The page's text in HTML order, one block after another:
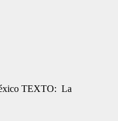
TEXTO: La